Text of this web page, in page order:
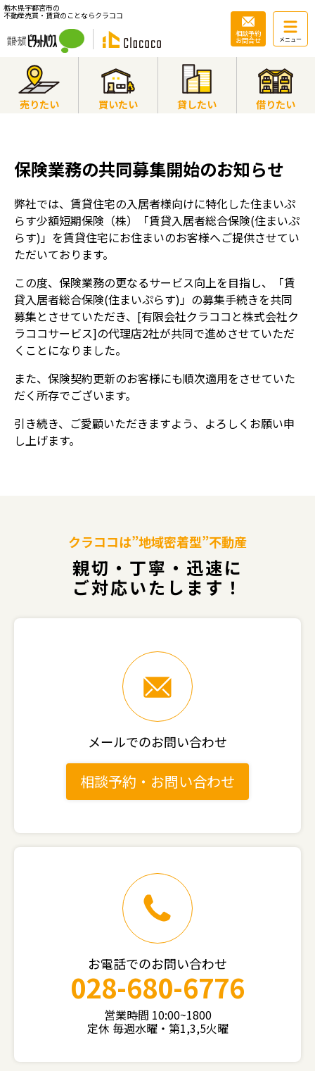
栃木県宇都宮市の
不動産売買・賃貸のことならクラココ
相談予約
お問合せ メニュー
売りたい 買いたい 貸したい 借りたい
保険業務の共同募集開始のお知らせ
弊社では、賃貸住宅の入居者様向けに特化した住まいぷ
らす少額短期保険（株）「賃貸入居者総合保険(住まいぷ
らす)」を賃貸住宅にお住まいのお客様へご提供させてい
ただいております。
この度、保険業務の更なるサービス向上を目指し、「賃
貸入居者総合保険(住まいぷらす)」の募集手続きを共同
募集とさせていただき、[有限会社クラココと株式会社ク
ラココサービス]の代理店2社が共同で進めさせていただ
くことになりました。
また、保険契約更新のお客様にも順次適用をさせていた
だく所存でございます。
引き続き、ご愛顧いただきますよう、よろしくお願い申
し上げます。
クラココは”地域密着型”不動産
親切・丁寧・迅速に
ご対応いたします！
メールでのお問い合わせ
相談予約・お問い合わせ
お電話でのお問い合わせ
028-680-6776
営業時間 10:00~1800
定休 毎週水曜・第1,3,5火曜